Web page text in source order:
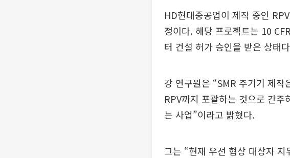
HD현대중공업이 제작 중인
정이다. 해당 프로젝트는 10
터 건설 허가 승인을 받은 상태
강 연구원은 “SMR 주기기 제
RPV까지 포괄하는 것으로 간
는 사업”이라고 밝혔다.
그는 “현재 우선 협상 대상자